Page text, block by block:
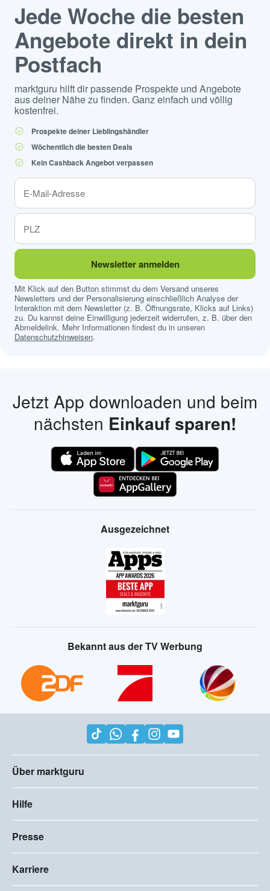
Jede Woche die besten
Angebote direkt in dein
Postfach
marktguru hilft dir passende Prospekte und Angebote
aus deiner Nähe zu finden. Ganz einfach und völlig
kostenfrei.
Prospekte deiner Lieblingshändler
Wöchentlich die besten Deals
Kein Cashback Angebot verpassen
Newsletter anmelden
Mit Klick auf den Button stimmst du dem Versand unseres
Newsletters und der Personalisierung einschließlich Analyse der
Interaktion mit dem Newsletter (z. B. Öffnungsrate, Klicks auf Links)
zu. Du kannst deine Einwilligung jederzeit widerrufen, z. B. über den
Abmeldelink. Mehr Informationen findest du in unseren
Datenschutzhinweisen.
Jetzt App downloaden und beim
nächsten Einkauf sparen!
Ausgezeichnet
Bekannt aus der TV Werbung
Über marktguru
Hilfe
Presse
Karriere